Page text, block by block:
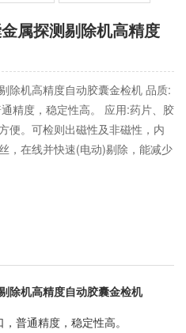
属探测剔除机高精度
除机高精度自动胶囊金检机 品质:
精度，稳定性高。 应用:药片、胶
便。可检则出磁性及非磁性，内
，在线并快速(电动)剔除，能减少
除机高精度自动胶囊金检机
普通精度，稳定性高。